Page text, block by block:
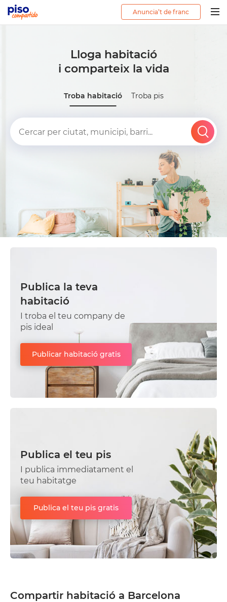
Anuncia’t de franc
Lloga habitació
i comparteix la vida
Troba habitació Troba pis
Publica la teva
habitació
I troba el teu company de
pis ideal
Publicar habitació gratis
Publica el teu pis
I publica immediatament el
teu habitatge
Publica el teu pis gratis
Compartir habitació a Barcelona